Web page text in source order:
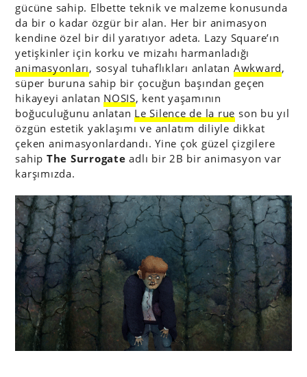
gücüne sahip. Elbette teknik ve malzeme konusunda
da bir o kadar özgür bir alan. Her bir animasyon
kendine özel bir dil yaratıyor adeta. Lazy Square’ın
yetişkinler için korku ve mizahı harmanladığı
animasyonları, sosyal tuhaflıkları anlatan Awkward,
süper buruna sahip bir çocuğun başından geçen
hikayeyi anlatan NOSIS, kent yaşamının
boğuculuğunu anlatan Le Silence de la rue son bu yıl
özgün estetik yaklaşımı ve anlatım diliyle dikkat
çeken animasyonlardandı. Yine çok güzel çizgilere
sahip The Surrogate adlı bir 2B bir animasyon var
karşımızda.